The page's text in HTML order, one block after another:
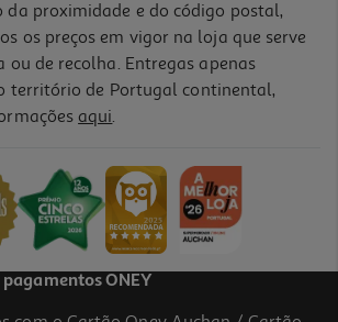
da proximidade e do código postal,
os preços em vigor na loja que serve
ou de recolha. Entregas apenas
território de Portugal continental,
aqui.
ONEY